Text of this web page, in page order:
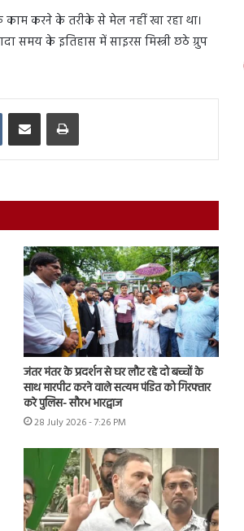
काम करने के तरीके से मेल नहीं खा रहा था।
समय के इतिहास में साइरस मिस्त्री छठे ग्रुप
VKontakteShare via Email Print
जंतर मंतर के प्रदर्शन से घर लौट रहे दो बच्चों के
साथ मारपीट करने वाले सत्यम पंडित को गिरफ्तार
करे पुलिस- सौरभ भारद्वाज
28 July 2026 - 7:26 PM